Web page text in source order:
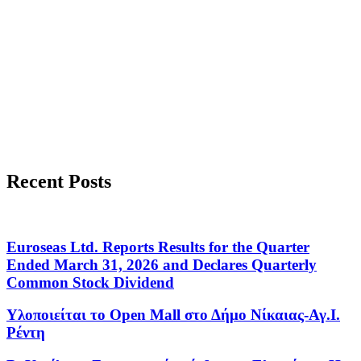
Recent Posts
Euroseas Ltd. Reports Results for the Quarter
Ended March 31, 2026 and Declares Quarterly
Common Stock Dividend
Υλοποιείται το Open Mall στο Δήμο Νίκαιας-Αγ.Ι.
Ρέντη